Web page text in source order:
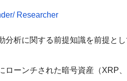
Researcher
析に関する前提知識を前提とし
ローンチされた暗号資産（